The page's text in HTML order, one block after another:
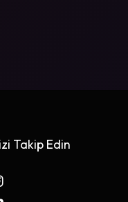
Takip Edin